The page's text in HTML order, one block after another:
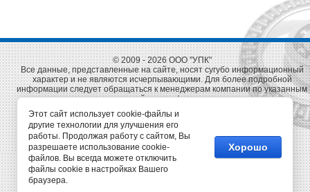
© 2009 - 2026 ООО "УПК"
Все данные, представленные на сайте, носят сугубо информационный
характер и не являются исчерпывающими. Для более подробной
информации следует обращаться к менеджерам компании по указанным
на сайте телефонам.
Телефон
+7 (343) 380-60-64
Заказать звонок
inform@upk1.ru
Время работы
Этот сайт использует cookie-файлы и
другие технологии для улучшения его
работы. Продолжая работу с сайтом, Вы
разрешаете использование cookie-
файлов. Вы всегда можете отключить
файлы cookie в настройках Вашего
браузера.
Хорошо